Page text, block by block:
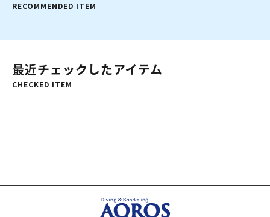
RECOMMENDED ITEM
最近チェックしたアイテム
CHECKED ITEM